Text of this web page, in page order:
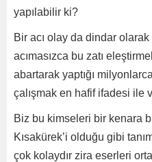
yapılabilir ki?
Bir acı olay da dindar
acımasızca bu zatı
abartarak yaptığı
çalışmak en hafif ifadesi ile
Biz bu kimseleri bir kenara
Kısakürek’i olduğu gibi
çok kolaydır zira eserleri